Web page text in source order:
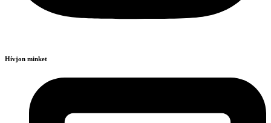
Hívjon minket